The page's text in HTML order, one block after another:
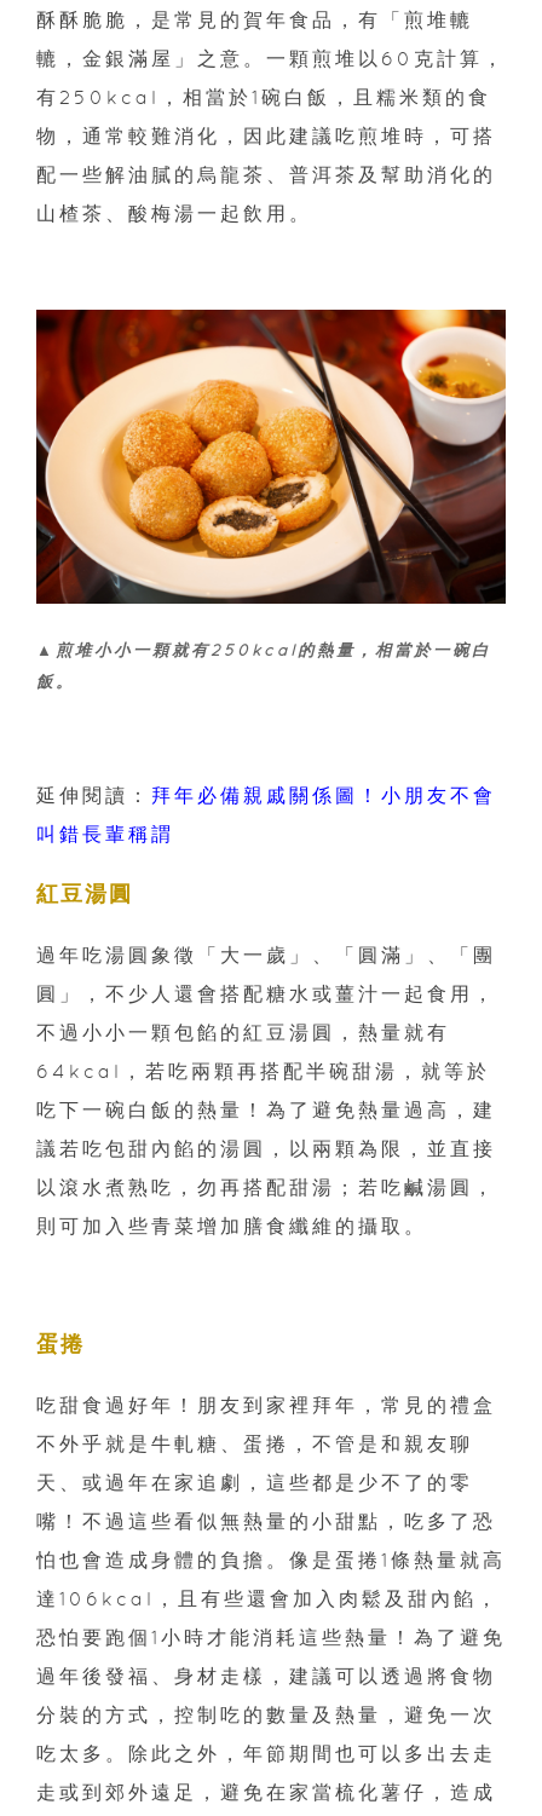
酥酥脆脆，是常見的賀年食品，有「煎堆轆
轆，金銀滿屋」之意。一顆煎堆以60克計算，
有250kcal，相當於1碗白飯，且糯米類的食
物，通常較難消化，因此建議吃煎堆時，可搭
配一些解油膩的烏龍茶、普洱茶及幫助消化的
山楂茶、酸梅湯一起飲用。
▲煎堆小小一顆就有250kcal的熱量，相當於一碗白
飯。
延伸閱讀： 拜年必備親戚關係圖！小朋友不會
叫錯長輩稱謂
紅豆湯圓
過年吃湯圓象徵「大一歲」、「圓滿」、「團
圓」，不少人還會搭配糖水或薑汁一起食用，
不過小小一顆包餡的紅豆湯圓，熱量就有
64kcal，若吃兩顆再搭配半碗甜湯，就等於
吃下一碗白飯的熱量！為了避免熱量過高，建
議若吃包甜內餡的湯圓，以兩顆為限，並直接
以滾水煮熟吃，勿再搭配甜湯；若吃鹹湯圓，
則可加入些青菜增加膳食纖維的攝取。
蛋捲
吃甜食過好年！朋友到家裡拜年，常見的禮盒
不外乎就是牛軋糖、蛋捲，不管是和親友聊
天、或過年在家追劇，這些都是少不了的零
嘴！不過這些看似無熱量的小甜點，吃多了恐
怕也會造成身體的負擔。像是蛋捲1條熱量就高
達106kcal，且有些還會加入肉鬆及甜內餡，
恐怕要跑個1小時才能消耗這些熱量！為了避免
過年後發福、身材走樣，建議可以透過將食物
分裝的方式，控制吃的數量及熱量，避免一次
吃太多。除此之外，年節期間也可以多出去走
走或到郊外遠足，避免在家當梳化薯仔，造成